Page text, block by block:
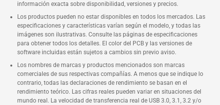
información exacta sobre disponibilidad, versiones y precios.
Los productos pueden no estar disponibles en todos los mercados. Las
especificaciones y características varían según el modelo, y todas las
imágenes son ilustrativas. Consulte las páginas de especificaciones
para obtener todos los detalles. El color del PCB y las versiones de
software incluidas están sujetos a cambios sin previo aviso.
Los nombres de marcas y productos mencionados son marcas
comerciales de sus respectivas compañías. A menos que se indique lo
contrario, todas las declaraciones de rendimiento se basan en el
rendimiento teórico. Las cifras reales pueden variar en situaciones del
mundo real. La velocidad de transferencia real de USB 3.0, 3.1, 3.2 y/o